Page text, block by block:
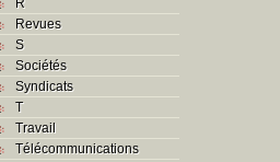
Revues
S
Sociétés
Syndicats
T
Travail
Télécommunications